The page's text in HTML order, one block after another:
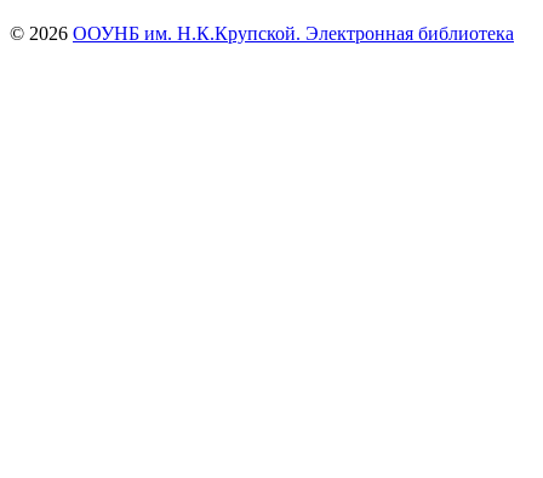
© 2026 ООУНБ им. Н.К.Крупской. Электронная библиотека